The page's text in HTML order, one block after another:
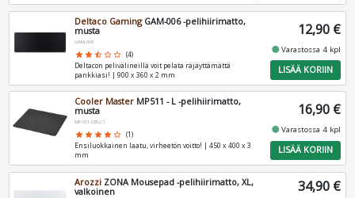
Deltaco GamingGAM-006 -pelihiirimatto,
musta
GAM-006
star star star_half star_border star_border (4)
Deltacon pelivälineillä voit pelata räjäyttämättä
pankkiasi! | 900 x 360 x 2 mm
12,90 €
fiber_manual_recordVarastossa 4 kpl
LISÄÄ KORIIN
Cooler Master MP511 - L -pelihiirimatto,
musta
MP-511-CBLC1
star star star star star_border (1)
Ensiluokkainen laatu, virheetön voitto! | 450 x 400 x 3
mm
16,90 €
fiber_manual_recordVarastossa 4 kpl
LISÄÄ KORIIN
Arozzi ZONA Mousepad -pelihiirimatto, XL,
valkoinen
34,90 €